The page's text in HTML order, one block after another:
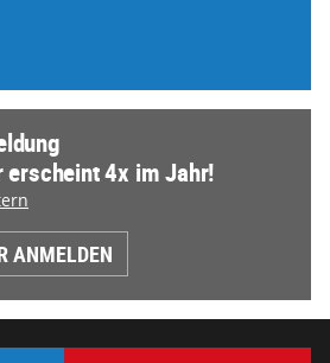
erscheint 4x im Jahr!
ANMELDEN